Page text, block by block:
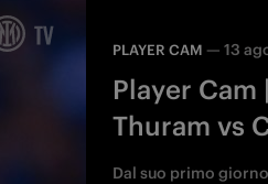
PLAYER CAM —13
Player Cam
Thuram vs
Dal suo primo